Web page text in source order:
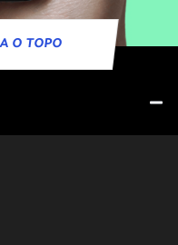
O TOPO